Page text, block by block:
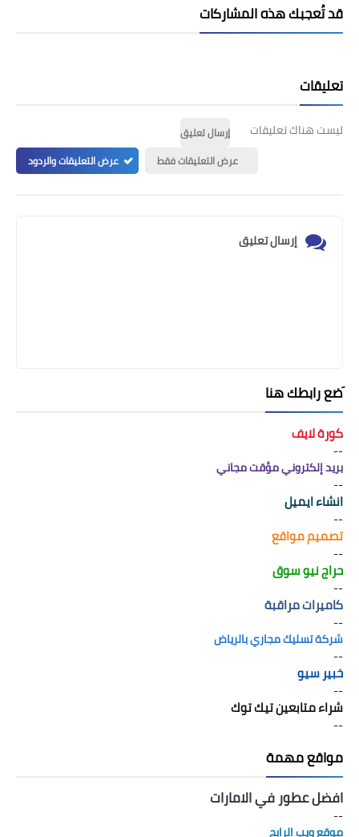
قد تُعجبك هذه المشاركات
تعليقات
ليست هناك تعليقات
إرسال تعليق
عرض التعليقات فقط
عرض التعليقات والردود
إرسال تعليق
َضع رابطك هنا
كورة لايف
--
بريد إلكتروني مؤقت مجاني
--
انشاء ايميل
--
تصميم مواقع
--
حراج نيو سوق
--
كاميرات مراقبة
--
شركة تسليك مجاري بالرياض
--
خبير سيو
--
شراء متابعين تيك توك
--
مواقع مهمة
افضل عطور في الامارات
--
موقع ويب الرابح